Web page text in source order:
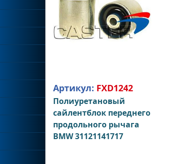
Артикул: FXD1242
Полиуретановый
сайлентблок переднего
продольного рычага
BMW 31121141717